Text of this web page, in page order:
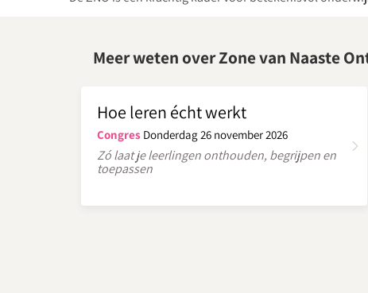
Meer weten over Zone van Naaste
Hoe leren écht werkt
Congres Donderdag 26 november 2026
Zó laat je leerlingen onthouden, begrijpen en
toepassen